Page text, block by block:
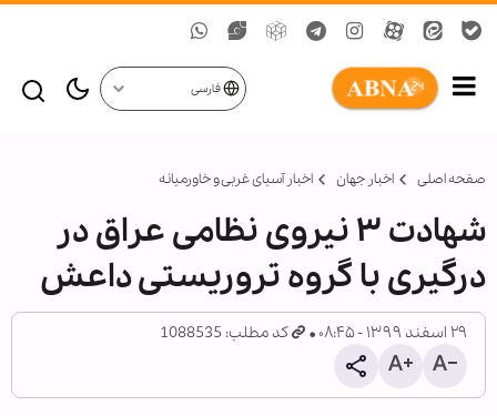
فارسی
صفحه اصلی اخبار جهان اخبار آسیای غربی و خاورمیانه
شهادت ۳ نیروی نظامی عراق در
درگیری با گروه تروریستی داعش
۲۹ اسفند ۱۳۹۹ - ۰۸:۴۵ کد مطلب: 1088535